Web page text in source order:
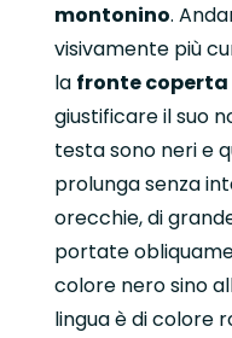
montonino.
visivamente più
la fronte
giustificare il suo
testa sono neri e
prolunga senza
orecchie, di
portate
colore nero sino
lingua è di colore